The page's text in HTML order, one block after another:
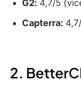
G2: 4,7/5
Capterra:
2.